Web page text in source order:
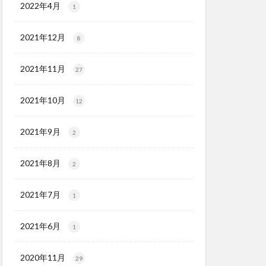
2022年4月 1
2021年12月 8
2021年11月 27
2021年10月 12
2021年9月 2
2021年8月 2
2021年7月 1
2021年6月 1
2020年11月 29